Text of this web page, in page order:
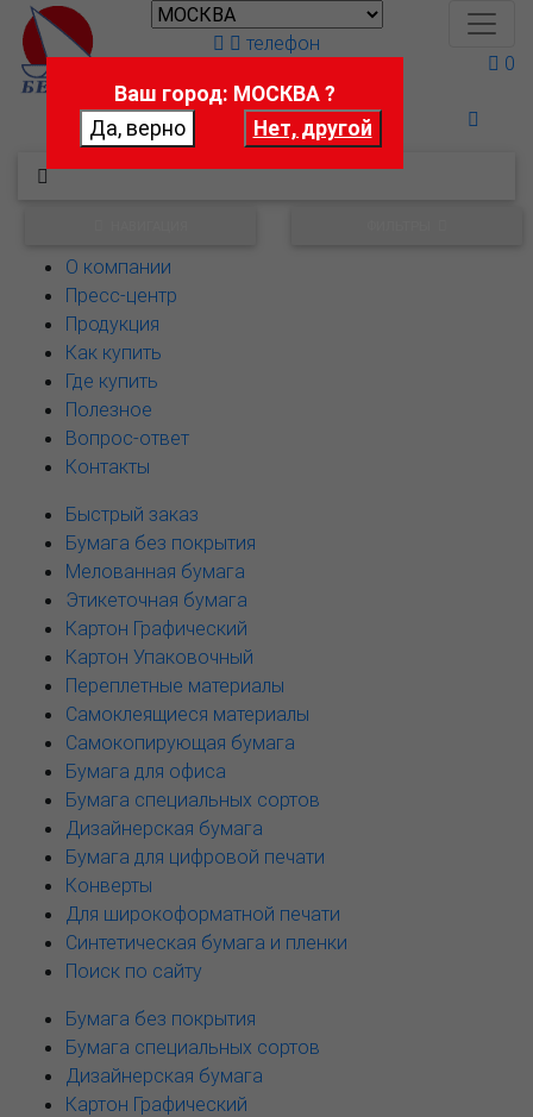
Поможем выбрать
телефон
0
О компании
Пресс-центр
Продукция
Как купить
Где купить
Полезное
Вопрос-ответ
Контакты
Быстрый заказ
Бумага без покрытия
Мелованная бумага
Этикеточная бумага
Картон Графический
Картон Упаковочный
Переплетные материалы
Самоклеящиеся материалы
Самокопирующая бумага
Бумага для офиса
Бумага специальных сортов
Дизайнерская бумага
Бумага для цифровой печати
Конверты
Для широкоформатной печати
Синтетическая бумага и пленки
Поиск по сайту
Бумага без покрытия
Бумага специальных сортов
Дизайнерская бумага
Картон Графический
Ваш город: МОСКВА ?